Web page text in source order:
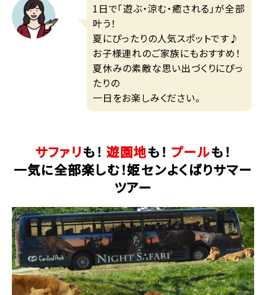
1日で「遊ぶ・涼む・癒される」が全部
叶う！
夏にぴったりの人気スポットです♪
お子様連れのご家族にもおすすめ！
夏休みの素敵な思い出づくりにぴっ
たりの
一日をお楽しみください。
サファリも！ 遊園地も！ プールも！
一気に全部楽しむ！姫センよくばりサマー
ツアー